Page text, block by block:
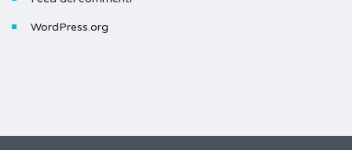
WordPress.org